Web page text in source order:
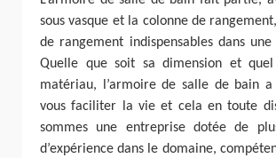
sous vasque et la colonne de
de rangement indispensables dans
Quelle que soit sa dimension et
matériau, l’armoire de salle de bain a
vous faciliter la vie et cela en toute
sommes une entreprise dotée de
d’expérience dans le domaine,